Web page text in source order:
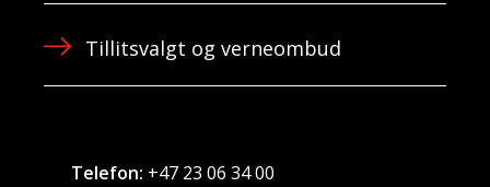
Tillitsvalgt og verneombud
Telefon: +47 23 06 34 00